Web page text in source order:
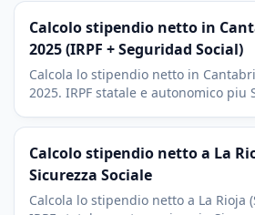
Calcolo stipendio netto in
2025 (IRPF + Seguridad Social)
Calcola lo stipendio netto in
2025. IRPF statale e autonomico piu
atlantica.
Calcolo stipendio netto a La
Sicurezza Sociale
Calcola lo stipendio netto a La Rioja